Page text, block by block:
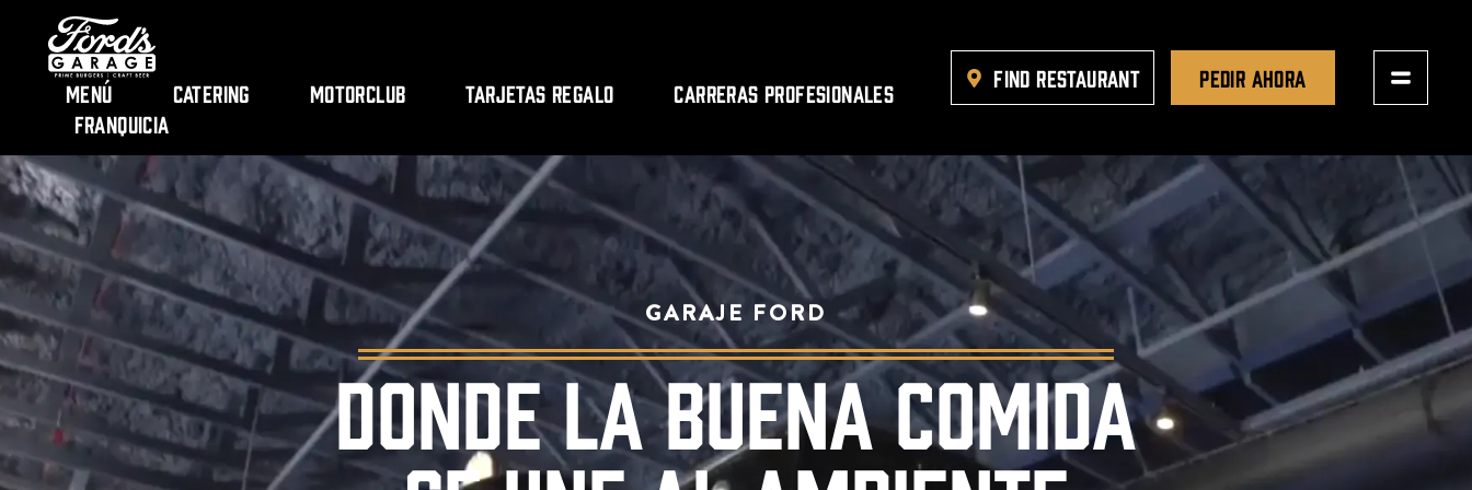
Menú Catering Motorclub Tarjetas regalo
Carreras profesionales
Franquicia
FIND RESTAURANT PEDIR AHORA
GARAJE FORD
DONDE LA BUENA COMIDA